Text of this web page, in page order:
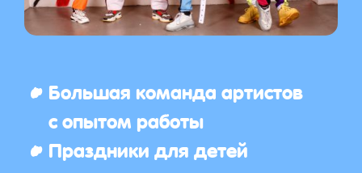
Большая команда артистов
с опытом работы
Праздники для детей